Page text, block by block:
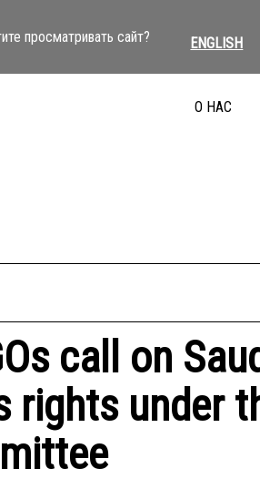
просматривать сайт? ENGLISH
О НАС
call on
rights under